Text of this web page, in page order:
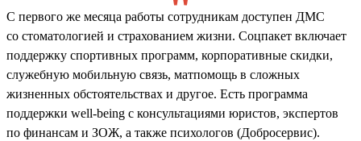
С первого же месяца работы сотрудникам доступен ДМС
со стоматологией и страхованием жизни. Соцпакет включает
поддержку спортивных программ, корпоративные скидки,
служебную мобильную связь, матпомощь в сложных
жизненных обстоятельствах и другое. Есть программа
поддержки well-being с консультациями юристов, экспертов
по финансам и ЗОЖ, а также психологов (Добросервис).